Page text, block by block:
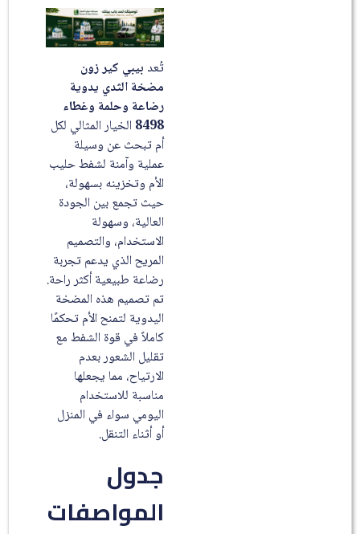
تُعدبيبي كير زون
مضخة الثدي يدوية
رضاعة وحلمة وغطاء
8498الخيار المثالي لكل
أم تبحث عن وسيلة
عملية وآمنة لشفط حليب
الأم وتخزينه بسهولة،
حيث تجمع بين الجودة
العالية، وسهولة
الاستخدام، والتصميم
المريح الذي يدعم تجربة
رضاعة طبيعية أكثر راحة.
تم تصميم هذه المضخة
اليدوية لتمنح الأم تحكمًا
كاملاً في قوة الشفط مع
تقليل الشعور بعدم
الارتياح، مما يجعلها
مناسبة للاستخدام
اليومي سواء في المنزل
أو أثناء التنقل.
جدول
المواصفات